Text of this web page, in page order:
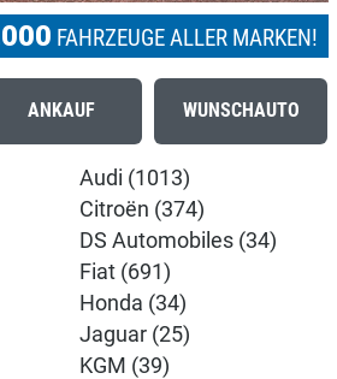
FAHRZEUGE ALLER MARKEN!
ANKAUF WUNSCHAUTO
Audi (1013)
Citroën (374)
DS Automobiles (34)
Fiat (691)
Honda (34)
Jaguar (25)
KGM (39)